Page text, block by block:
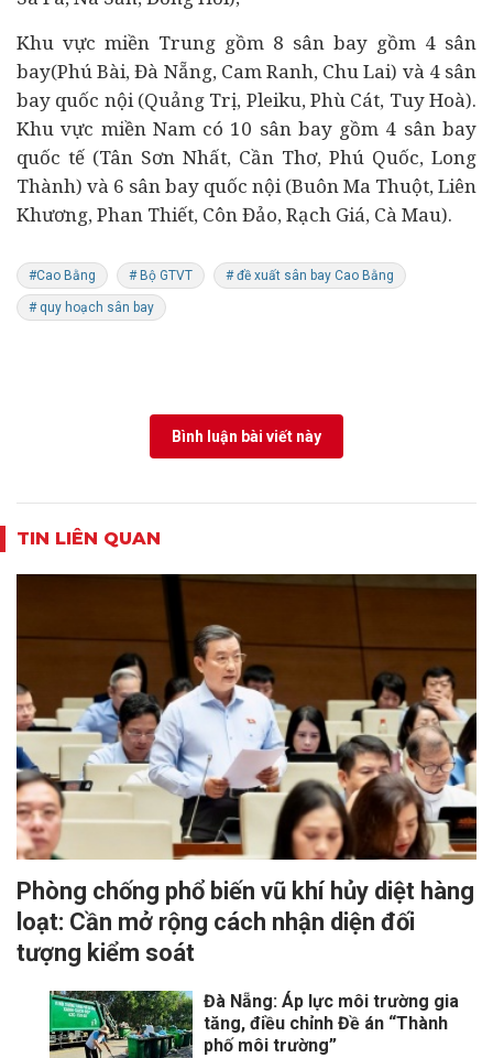
Khu vực miền Trung gồm 8 sân bay gồm 4 sân
bay(Phú Bài, Đà Nẵng, Cam Ranh, Chu Lai) và 4 sân
bay quốc nội (Quảng Trị, Pleiku, Phù Cát, Tuy Hoà).
Khu vực miền Nam có 10 sân bay gồm 4 sân bay
quốc tế (Tân Sơn Nhất, Cần Thơ, Phú Quốc, Long
Thành) và 6 sân bay quốc nội (Buôn Ma Thuột, Liên
Khương, Phan Thiết, Côn Đảo, Rạch Giá, Cà Mau).
#Cao Bằng # Bộ GTVT # đề xuất sân bay Cao Bằng
# quy hoạch sân bay
Bình luận bài viết này
TIN LIÊN QUAN
Phòng chống phổ biến vũ khí hủy diệt hàng
loạt: Cần mở rộng cách nhận diện đối
tượng kiểm soát
Đà Nẵng: Áp lực môi trường gia
tăng, điều chỉnh Đề án “Thành
phố môi trường”